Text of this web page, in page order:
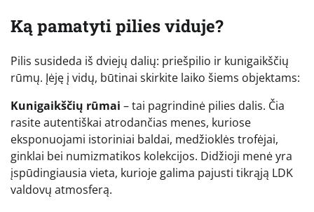
Ką pamatyti pilies viduje?
Pilis susideda iš dviejų dalių: priešpilio ir kunigaikščių
rūmų. Įėję į vidų, būtinai skirkite laiko šiems objektams:
Kunigaikščių rūmai – tai pagrindinė pilies dalis. Čia
rasite autentiškai atrodančias menes, kuriose
eksponuojami istoriniai baldai, medžioklės trofėjai,
ginklai bei numizmatikos kolekcijos. Didžioji menė yra
įspūdingiausia vieta, kurioje galima pajusti tikrąją LDK
valdovų atmosferą.